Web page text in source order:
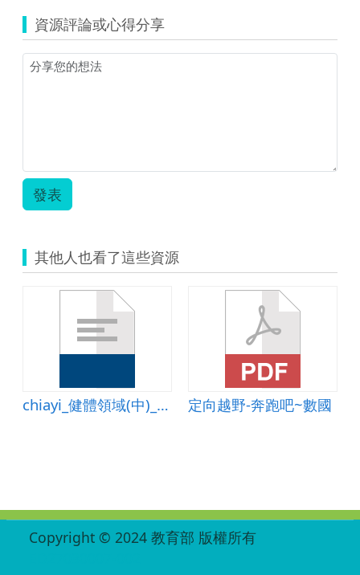
寶
資源評論或心得分享
發表
其他人也看了這些資源
chiayi_健體領域(中)_定向運動~校園跑透透 定向越野-奔跑吧~數國
Copyright © 2024 教育部 版權所有